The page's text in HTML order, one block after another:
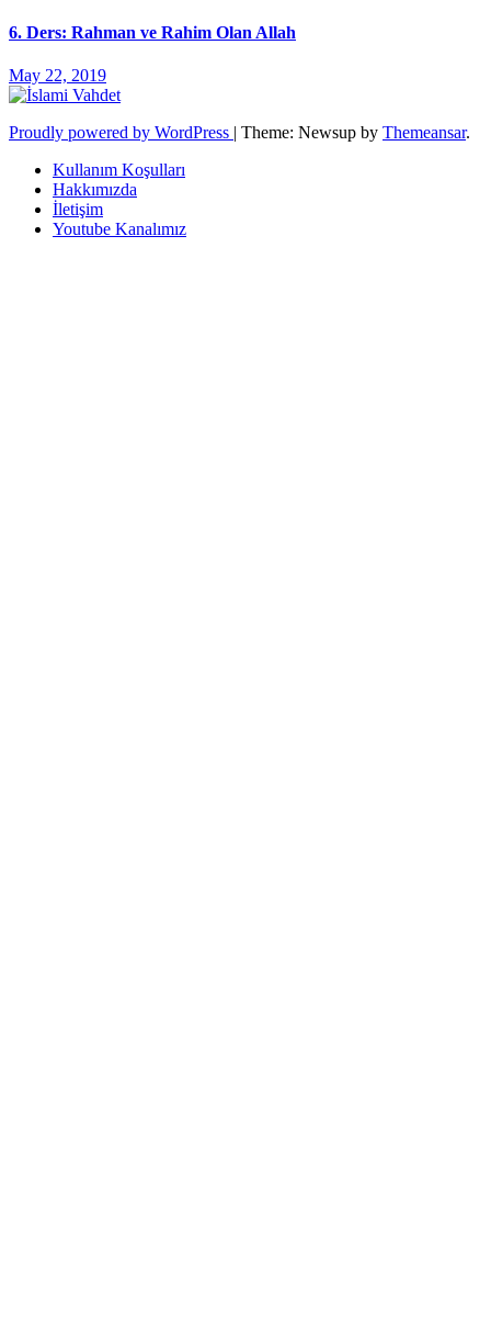
6. Ders: Rahman ve Rahim Olan Allah
May 22, 2019
Proudly powered by WordPress | Theme: Newsup by Themeansar.
Kullanım Koşulları
Hakkımızda
İletişim
Youtube Kanalımız